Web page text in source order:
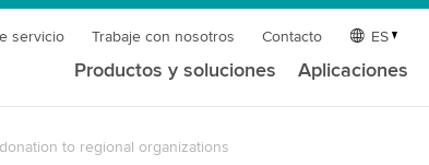
servicio Trabaje con nosotros Contacto ES
Productos y soluciones Aplicaciones
to regional organizations